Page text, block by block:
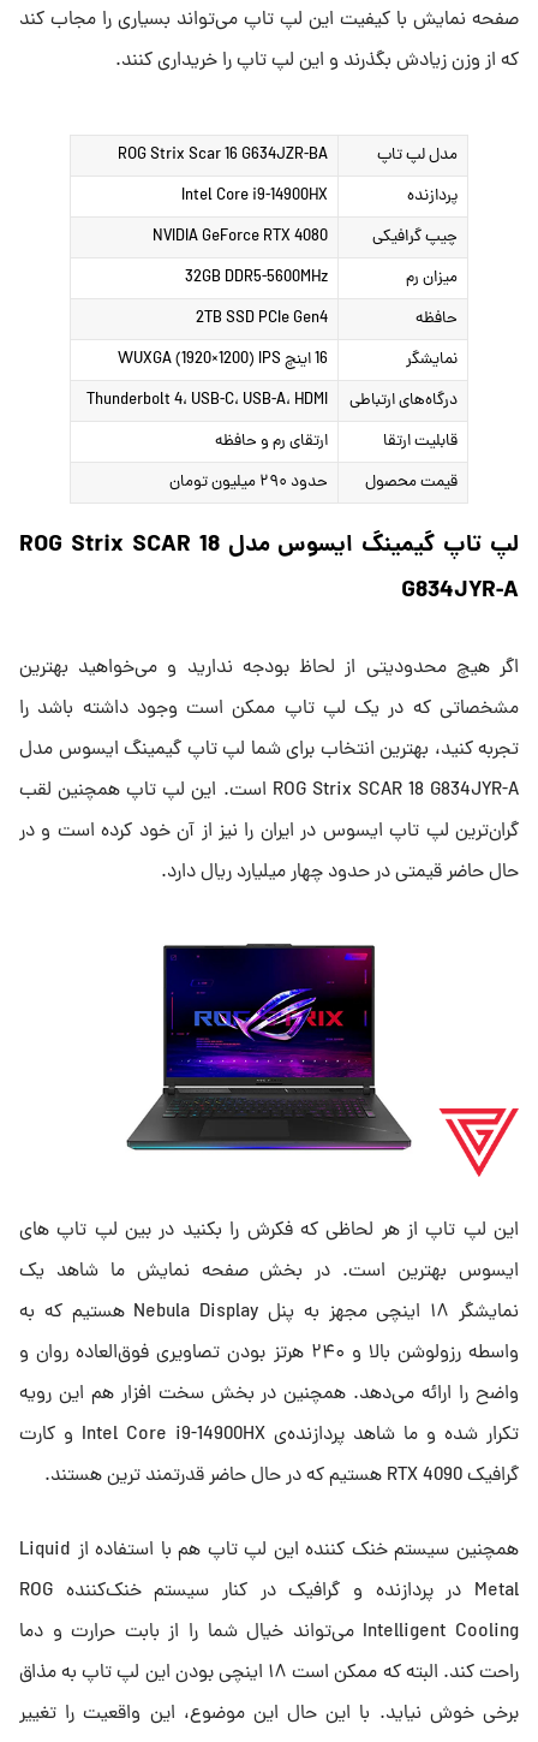
صفحه نمایش با کیفیت این لپ تاپ می‌تواند بسیاری را مجاب کند
که از وزن زیادش بگذرند و این لپ تاپ را خریداری کنند.
مدل لپ تاپ
ROG Strix Scar 16 G634JZR-BA
پردازنده
Intel Core i9-14900HX
چیپ گرافیکی
NVIDIA GeForce RTX 4080
میزان رم
32GB DDR5-5600MHz
حافظه
2TB SSD PCIe Gen4
نمایشگر
16 اینچ WUXGA (1920×1200) IPS
درگاه‌های ارتباطی
Thunderbolt 4، USB-C، USB-A، HDMI
قابلیت ارتقا
ارتقای رم و حافظه
قیمت محصول
حدود ۲۹۰ میلیون تومان
لپ تاپ گیمینگ ایسوس مدل ROG Strix SCAR 18
G834JYR-A
اگر هیچ محدودیتی از لحاظ بودجه ندارید و می‌خواهید بهترین
مشخصاتی که در یک لپ تاپ ممکن است وجود داشته باشد را
تجربه کنید، بهترین انتخاب برای شما لپ تاپ گیمینگ ایسوس مدل
ROG Strix SCAR 18 G834JYR-A است. این لپ تاپ همچنین لقب
گران‌ترین لپ تاپ ایسوس در ایران را نیز از آن خود کرده است و در
حال حاضر قیمتی در حدود چهار میلیارد ریال دارد.
این لپ تاپ از هر لحاظی که فکرش را بکنید در بین لپ تاپ های
ایسوس بهترین است. در بخش صفحه نمایش ما شاهد یک
نمایشگر ۱۸ اینچی مجهز به پنل Nebula Display هستیم که به
واسطه رزولوشن بالا و ۲۴۰ هرتز بودن تصاویری فوق‌العاده روان و
واضح را ارائه می‌دهد. همچنین در بخش سخت افزار هم این رویه
تکرار شده و ما شاهد پردازنده‌ی Intel Core i9-14900HX و کارت
گرافیک RTX 4090 هستیم که در حال حاضر قدرتمند ترین هستند.
همچنین سیستم خنک کننده این لپ تاپ هم با استفاده از Liquid
Metal در پردازنده و گرافیک در کنار سیستم خنک‌کننده ROG
Intelligent Cooling می‌تواند خیال شما را از بابت حرارت و دما
راحت کند. البته که ممکن است ۱۸ اینچی بودن این لپ تاپ به مذاق
برخی خوش نیاید. با این حال این موضوع، این واقعیت را تغییر